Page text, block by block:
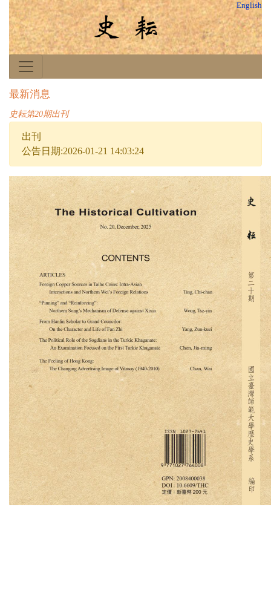
English
最新消息
史耘第20期出刊
出刊
公告日期:2026-01-21 14:03:24